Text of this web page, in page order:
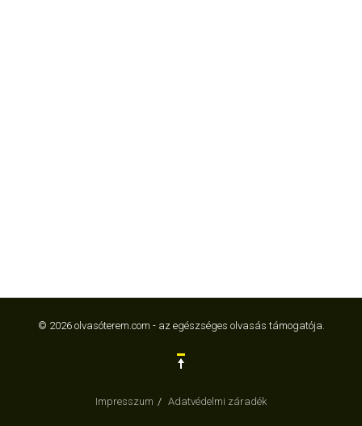
© 2026 olvasóterem.com - az egészséges olvasás támogatója.
Impresszum Adatvédelmi záradék